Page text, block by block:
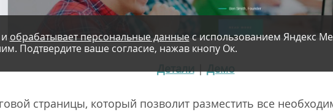
Детали|Демо
страницы, который позволит разместить все
обрабатывает персональные данныес использованием Яндекс
Подтвердите ваше согласие, нажав кнопу Ок.